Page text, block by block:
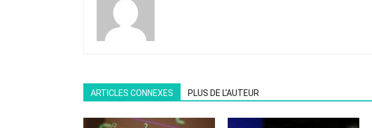
ARTICLES CONNEXES PLUS DE L'AUTEUR